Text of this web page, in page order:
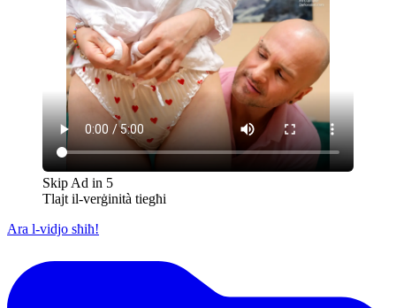
Skip Ad in 5
Tlajt il-verġinità tiegħi
Ara l-vidjo sħiħ!